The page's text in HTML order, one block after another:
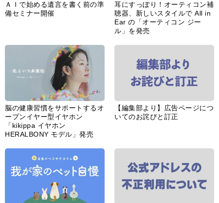
ＡＩで始める遺言を書く前の準
備セミナー開催
耳にすっぽり！オーティコン補
聴器、新しいスタイルで All in
Ear の「オーティコン ジー
ル」を発売
脳の健康習慣をサポートするオ
ープンイヤー型イヤホン
「kikippa イヤホン
HERALBONY モデル」発売
【編集部より】広告ページにつ
いてのお詫びと訂正